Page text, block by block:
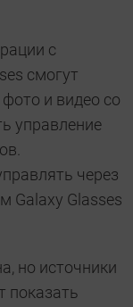
с
смогут
и видео со
управление
через
Galaxy Glasses
но источники
показать